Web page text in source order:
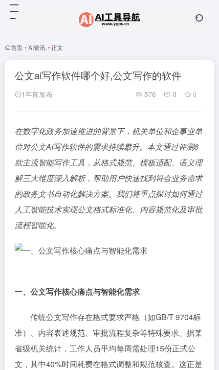
首页 • AI资讯 • 正文
公文ai写作软件哪个好,公文写作的软件
1年前发布 576 0 0
在数字化政务加速推进的背景下，机关单位和企事业单
位对公文AI写作软件的需求持续攀升。本文通过评测6
款主流智能写作工具，从格式规范、模板适配、语义理
解三大维度深入解析，帮助用户快速找到符合业务需求
的政务文书自动化解决方案。我们将重点探讨如何通过
人工智能技术实现公文格式标准化、内容规范化及审批
流程智能化。
一、公文写作核心痛点与智能化需求
传统公文写作存在格式要求严格（如GB/T 9704标
准）、内容表述规范、审批流程复杂等特殊要求。据某
省级机关统计，工作人员平均每周需处理15份正式公
文，其中40%时间耗费在格式调整和规范核查。这正是